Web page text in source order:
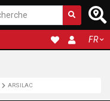
FR
ARSILAC